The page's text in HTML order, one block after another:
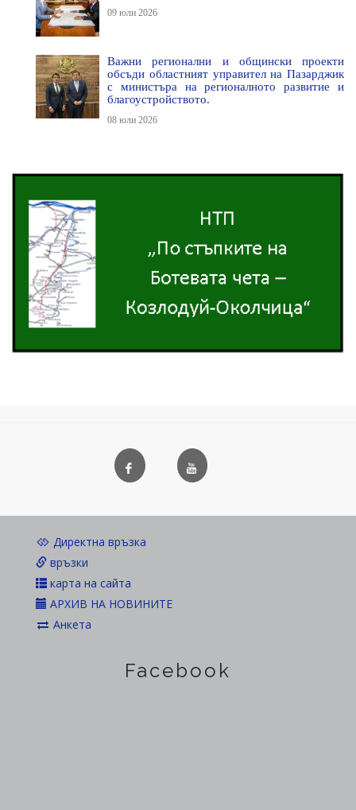
09 юли 2026
Важни регионални и общински проекти
обсъди областният управител на Пазарджик
с министъра на регионалното развитие и
благоустройството.
08 юли 2026
Директна връзка
връзки
карта на сайта
АРХИВ НА НОВИНИТЕ
Анкета
Facebook